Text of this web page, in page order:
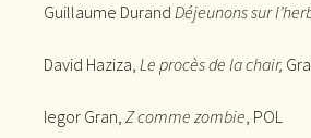
Guillaume Durand Déjeunons sur
David Haziza, Le procès de la chair,
Iegor Gran, Z comme zombie, POL